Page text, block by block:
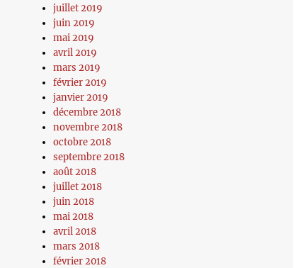
juillet 2019
juin 2019
mai 2019
avril 2019
mars 2019
février 2019
janvier 2019
décembre 2018
novembre 2018
octobre 2018
septembre 2018
août 2018
juillet 2018
juin 2018
mai 2018
avril 2018
mars 2018
février 2018